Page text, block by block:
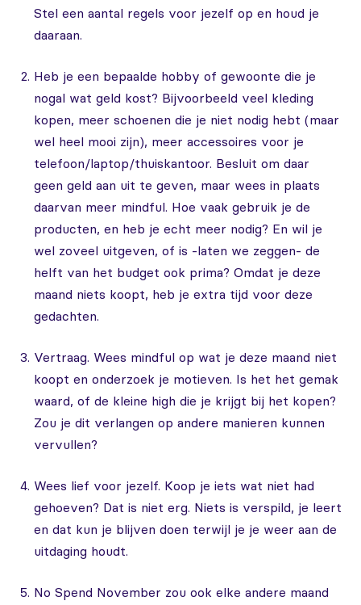
Stel een aantal regels voor jezelf op en houd je
daaraan.
Heb je een bepaalde hobby of gewoonte die je
nogal wat geld kost? Bijvoorbeeld veel kleding
kopen, meer schoenen die je niet nodig hebt (maar
wel heel mooi zijn), meer accessoires voor je
telefoon/laptop/thuiskantoor. Besluit om daar
geen geld aan uit te geven, maar wees in plaats
daarvan meer mindful. Hoe vaak gebruik je de
producten, en heb je echt meer nodig? En wil je
wel zoveel uitgeven, of is -laten we zeggen- de
helft van het budget ook prima? Omdat je deze
maand niets koopt, heb je extra tijd voor deze
gedachten.
Vertraag. Wees mindful op wat je deze maand niet
koopt en onderzoek je motieven. Is het het gemak
waard, of de kleine high die je krijgt bij het kopen?
Zou je dit verlangen op andere manieren kunnen
vervullen?
Wees lief voor jezelf. Koop je iets wat niet had
gehoeven? Dat is niet erg. Niets is verspild, je leert
en dat kun je blijven doen terwijl je je weer aan de
uitdaging houdt.
No Spend November zou ook elke andere maand